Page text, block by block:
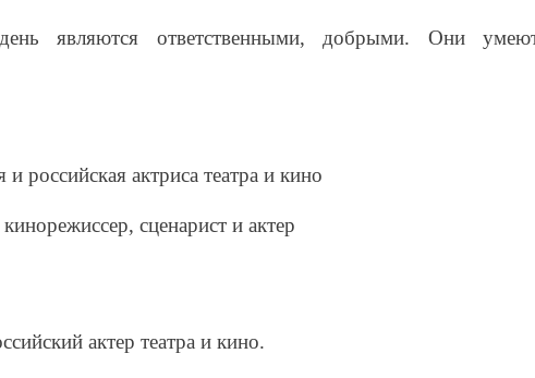
являются ответственными, добрыми. Они
и российская актриса театра и кино
сценарист и актер
актер театра и кино.